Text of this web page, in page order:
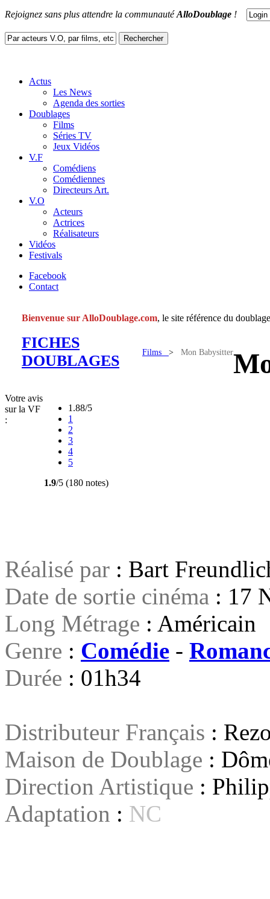
Rejoignez sans plus attendre la communautéAlloDoublage !
Actus
Les News
Agenda des sorties
Doublages
Films
Séries TV
Jeux Vidéos
V.F
Comédiens
Comédiennes
Directeurs Art.
V.O
Acteurs
Actrices
Réalisateurs
Vidéos
Festivals
Facebook
Contact
Bienvenue sur AlloDoublage.com, le site référence du
FICHES
DOUBLAGES
Films > Mon Babysitter
Votre avis
sur la VF
:
1.88/5
1
2
3
4
5
1.9/5 (180 notes)
Réalisé par : Bart
Date de sortie cinéma : 17
Long Métrage : Américain
Genre : Comédie -
Durée : 01h34
Distributeur Français :
Maison de Doublage :
Direction Artistique :
Adaptation : NC